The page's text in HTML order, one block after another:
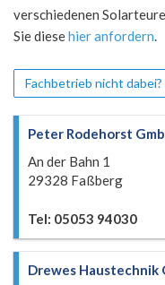
verschiedenen
Sie diesehier anfordern.
Fachbetrieb nicht
Peter Rodehorst
An der Bahn 1
29328 Faßberg
Tel: 05053 94030
Drewes Haustechnik